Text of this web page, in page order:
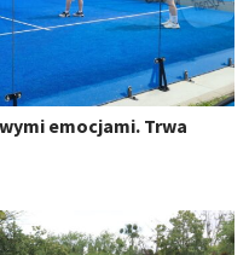
emocjami. Trwa